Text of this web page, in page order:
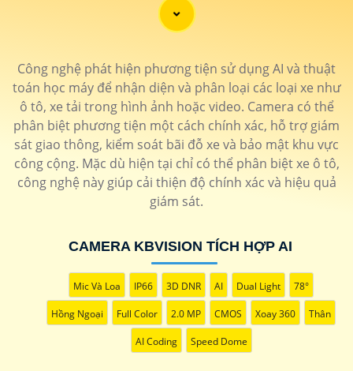
Công nghệ phát hiện phương tiện sử dụng AI và thuật
toán học máy để nhận diện và phân loại các loại xe như
ô tô, xe tải trong hình ảnh hoặc video. Camera có thể
phân biệt phương tiện một cách chính xác, hỗ trợ giám
sát giao thông, kiểm soát bãi đỗ xe và bảo mật khu vực
công cộng. Mặc dù hiện tại chỉ có thể phân biệt xe ô tô,
công nghệ này giúp cải thiện độ chính xác và hiệu quả
giám sát.
CAMERA KBVISION TÍCH HỢP AI
Mic Và Loa IP66 3D DNR AI Dual Light 78°
Hồng Ngoại Full Color 2.0 MP CMOS Xoay 360 Thân
AI Coding Speed Dome